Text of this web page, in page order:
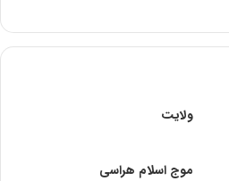
ولایت
موج اسلام هراسی